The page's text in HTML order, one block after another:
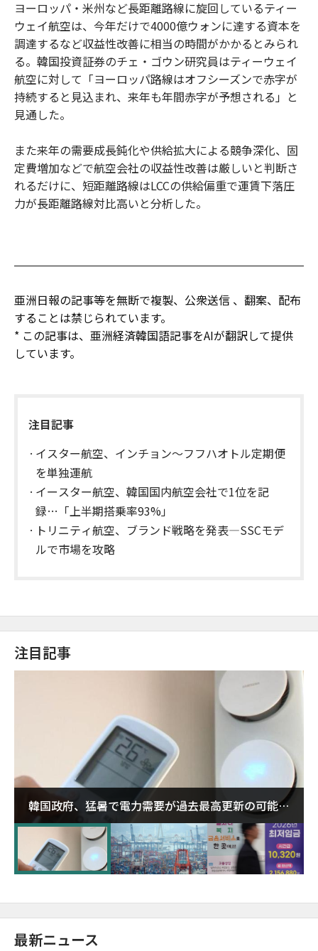
ヨーロッパ・米州など長距離路線に旋回しているティー
ウェイ航空は、今年だけで4000億ウォンに達する資本を
調達するなど収益性改善に相当の時間がかかるとみられ
る。韓国投資証券のチェ・ゴウン研究員はティーウェイ
航空に対して「ヨーロッパ路線はオフシーズンで赤字が
持続すると見込まれ、来年も年間赤字が予想される」と
見通した。
また来年の需要成長鈍化や供給拡大による競争深化、固
定費増加などで航空会社の収益性改善は厳しいと判断さ
れるだけに、短距離路線はLCCの供給偏重で運賃下落圧
力が長距離路線対比高いと分析した。
亜洲日報の記事等を無断で複製、公衆送信 、翻案、配布
することは禁じられています。
* この記事は、亜洲経済韓国語記事をAIが翻訳して提供
しています。
注目記事
イスター航空、インチョン～フフハオトル定期便
を単独運航
イースター航空、韓国国内航空会社で1位を記
録…「上半期搭乗率93%」
トリニティ航空、ブランド戦略を発表—SSCモデ
ルで市場を攻略
注目記事
韓国政府、猛暑で電力需要が過去最高更新の可能性
に需給対応体制を点検
最新ニュース